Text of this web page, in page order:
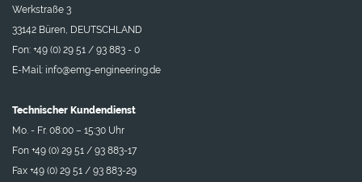
Werkstraße 3
33142 Büren, DEUTSCHLAND
Fon: +49 (0) 29 51 / 93 883 - 0
E-Mail: info@emg-engineering.de
Technischer Kundendienst
Mo. - Fr. 08:00 – 15:30 Uhr
Fon +49 (0) 29 51 / 93 883-17
Fax +49 (0) 29 51 / 93 883-29